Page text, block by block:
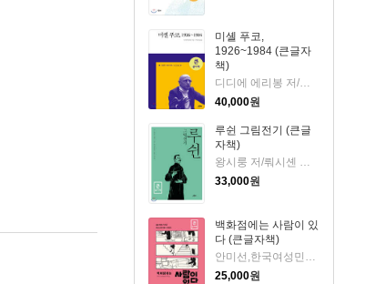
미셸 푸코,
1926~1984 (큰글자
책)
40,000원
루쉰 그림전기 (큰글
자책)
왕시룽 저/뤄시셴 그림/이보경 역
33,000원
백화점에는 사람이 있
다 (큰글자책)
안미선,한국여성민우회 저
25,000원